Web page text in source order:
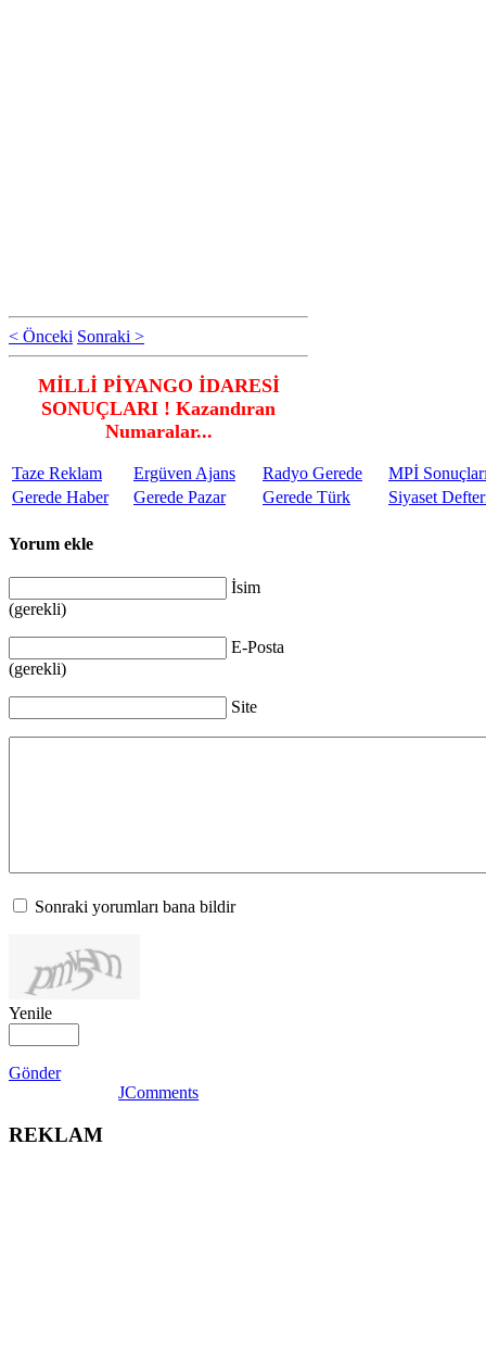
< Önceki Sonraki >
MİLLİ PİYANGO İDARESİ
SONUÇLARI ! Kazandıran
Numaralar...
Taze Reklam Ergüven Ajans Radyo Gerede
MPİ
Gerede Haber
Gerede Pazar Gerede Türk Siyaset
Yorum ekle
İsim
(gerekli)
E-Posta
(gerekli)
Site
Sonraki yorumları bana bildir
Yenile
Gönder
JComments
REKLAM